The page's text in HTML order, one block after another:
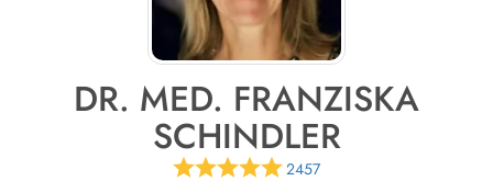
DR. MED. FRANZISKA
SCHINDLER
2457